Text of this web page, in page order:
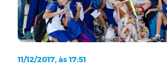
11/12/2017, às 17:51